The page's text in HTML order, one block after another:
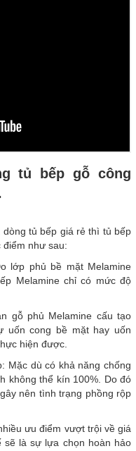
tủ bếp gỗ công
tủ bếp giá rẻ thì tủ bếp
điểm như sau:
lớp phủ bề mặt Melamine
Melamine chỉ có mức độ
gỗ phủ Melamine cấu tạo
uốn cong bề mặt hay uốn
hiện được.
Mặc dù có khả năng chống
không thể kín 100%. Do đó
nên tình trạng phồng rộp
ưu điểm vượt trội về giá
sẽ là sự lựa chọn hoàn hảo